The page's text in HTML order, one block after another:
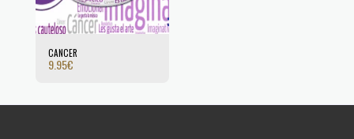
CANCER
9.95€